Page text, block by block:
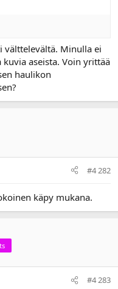
välttelevältä. Minulla ei
aseista. Voin yrittää
haulikon
#4 282
käpy mukana.
#4 283